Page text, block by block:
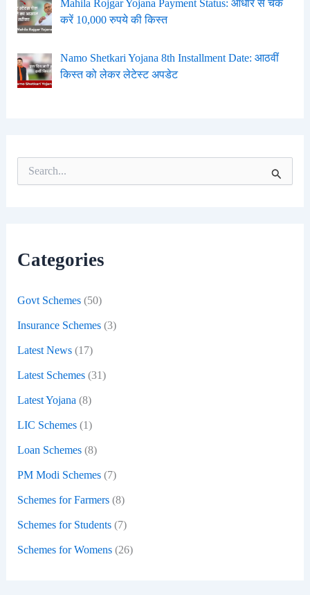
Mahila Rojgar Yojana Payment Status: आधार से चेक
करें 10,000 रुपये की किस्त
Namo Shetkari Yojana 8th Installment Date: आठवीं
किस्त को लेकर लेटेस्ट अपडेट
o
Categories
Govt Schemes(50)
Insurance Schemes(3)
Latest News(17)
Latest Schemes(31)
Latest Yojana (8)
LIC Schemes(1)
Loan Schemes(8)
PM Modi Schemes(7)
Schemes for Farmers(8)
Schemes for Students(7)
Schemes for Womens(26)